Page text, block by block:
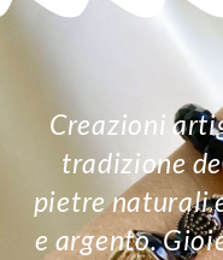
Creazioni
tradizione
pietre naturali
e argento.